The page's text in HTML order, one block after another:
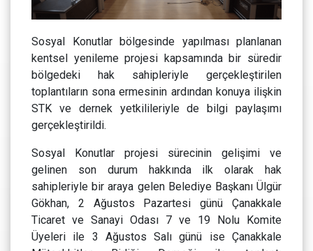
Sosyal Konutlar bölgesinde yapılması planlanan
kentsel yenileme projesi kapsamında bir süredir
bölgedeki hak sahipleriyle gerçekleştirilen
toplantıların sona ermesinin ardından konuya ilişkin
STK ve dernek yetkilileriyle de bilgi paylaşımı
gerçekleştirildi.
Sosyal Konutlar projesi sürecinin gelişimi ve
gelinen son durum hakkında ilk olarak hak
sahipleriyle bir araya gelen Belediye Başkanı Ülgür
Gökhan, 2 Ağustos Pazartesi günü Çanakkale
Ticaret ve Sanayi Odası 7 ve 19 Nolu Komite
Üyeleri ile 3 Ağustos Salı günü ise Çanakkale